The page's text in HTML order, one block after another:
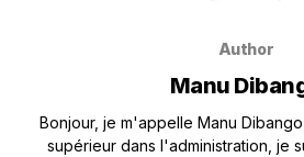
Author
Manu
Bonjour, je m'appelle Manu
supérieur dans l'administration, je